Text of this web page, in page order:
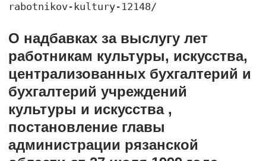
rabotnikov-kultury-12148/
О надбавках за выслугу лет
работникам культуры, искусства,
централизованных бухгалтерий и
бухгалтерий учреждений
культуры и искусства ,
постановление главы
администрации рязанской